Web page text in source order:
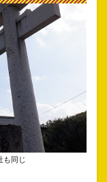
も同じ